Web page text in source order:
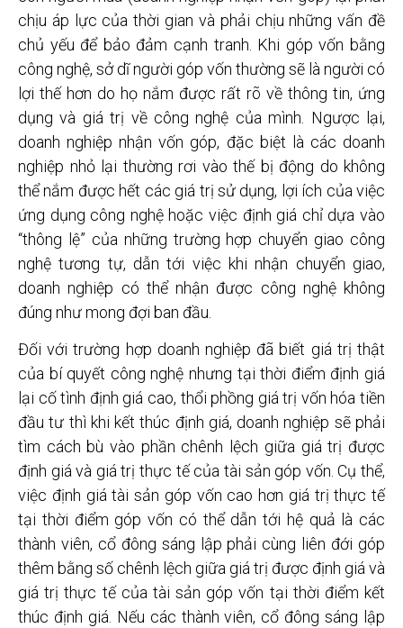
chịu áp lực của thời gian và phải chịu những vấn đề
chủ yếu để bảo đảm cạnh tranh. Khi góp vốn bằng
công nghệ, sở dĩ người góp vốn thường sẽ là người có
lợi thế hơn do họ nắm được rất rõ về thông tin, ứng
dụng và giá trị về công nghệ của mình. Ngược lại,
doanh nghiệp nhận vốn góp, đặc biệt là các doanh
nghiệp nhỏ lại thường rơi vào thế bị động do không
thể nắm được hết các giá trị sử dụng, lợi ích của việc
ứng dụng công nghệ hoặc việc định giá chỉ dựa vào
“thông lệ” của những trường hợp chuyển giao công
nghệ tương tự, dẫn tới việc khi nhận chuyển giao,
doanh nghiệp có thể nhận được công nghệ không
đúng như mong đợi ban đầu.
Đối với trường hợp doanh nghiệp đã biết giá trị thật
của bí quyết công nghệ nhưng tại thời điểm định giá
lại cố tình định giá cao, thổi phồng giá trị vốn hóa tiền
đầu tư thì khi kết thúc định giá, doanh nghiệp sẽ phải
tìm cách bù vào phần chênh lệch giữa giá trị được
định giá và giá trị thực tế của tài sản góp vốn. Cụ thể,
việc định giá tài sản góp vốn cao hơn giá trị thực tế
tại thời điểm góp vốn có thể dẫn tới hệ quả là các
thành viên, cổ đông sáng lập phải cùng liên đới góp
thêm bằng số chênh lệch giữa giá trị được định giá và
giá trị thực tế của tài sản góp vốn tại thời điểm kết
thúc định giá. Nếu các thành viên, cổ đông sáng lập